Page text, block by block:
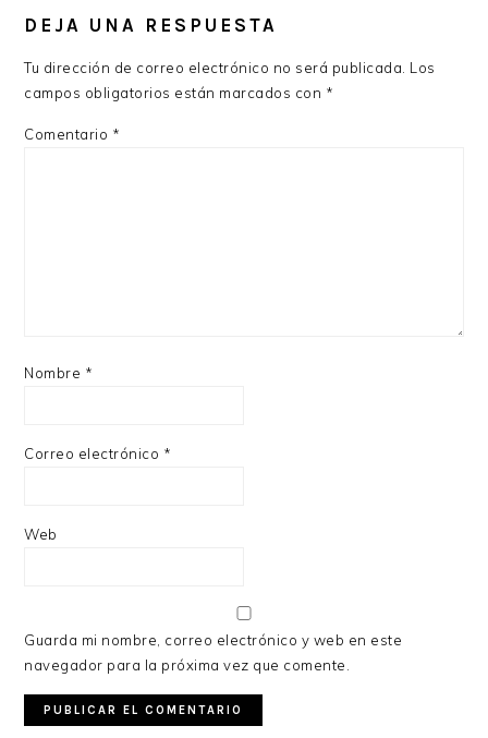
INTERACTIONS
DEJA UNA RESPUESTA
Tu dirección de correo electrónico no será publicada. Los
campos obligatorios están marcados con *
Comentario *
Nombre *
Correo electrónico *
Web
Guarda mi nombre, correo electrónico y web en este
navegador para la próxima vez que comente.